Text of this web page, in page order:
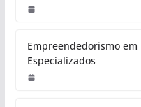
Empreendedorismo em
Especializados